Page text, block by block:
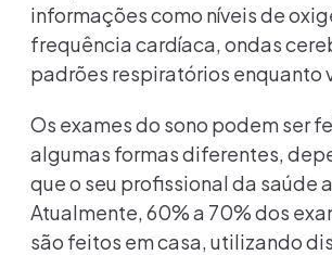
informações como níveis de
frequência cardíaca, ondas
padrões respiratórios enquanto
Os exames do sono podem ser
algumas formas diferentes,
que o seu profissional da saúde
Atualmente, 60% a 70% dos
são feitos em casa, utilizando